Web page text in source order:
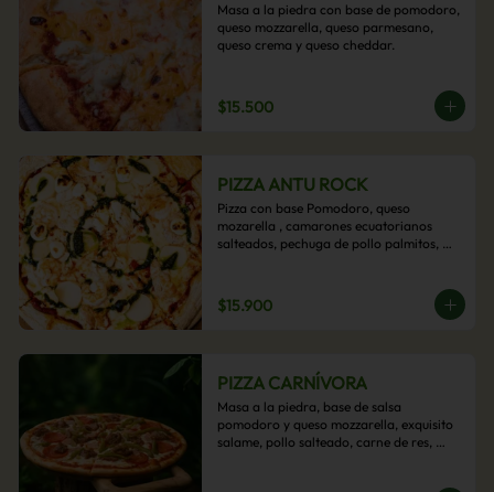
Masa a la piedra con base de pomodoro,
queso mozzarella, queso parmesano,
queso crema y queso cheddar.
$15.500
PIZZA ANTU ROCK
Pizza con base Pomodoro, queso
mozarella , camarones ecuatorianos
salteados, pechuga de pollo palmitos,
$15.900
PIZZA CARNÍVORA
Masa a la piedra, base de salsa
pomodoro y queso mozzarella, exquisito
salame, pollo salteado, carne de res,